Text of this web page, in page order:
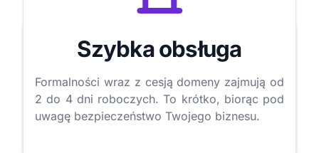
Szybka obsługa
Formalności wraz z cesją domeny zajmują od
2 do 4 dni roboczych. To krótko, biorąc pod
uwagę bezpieczeństwo Twojego biznesu.